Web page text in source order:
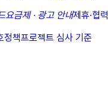
요금제 · 광고 안내제휴·협력
정책프로젝트 심사 기준